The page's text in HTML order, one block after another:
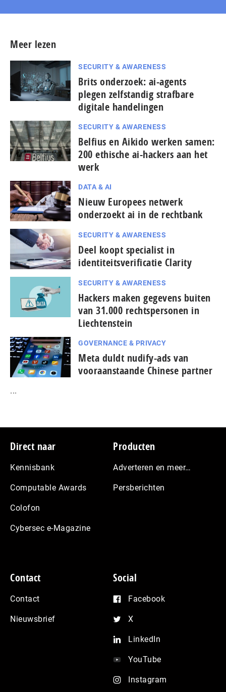
Meer lezen
SECURITY & AWARENESS
Brits onderzoek: ai-agents
plegen zelfstandig strafbare
digitale handelingen
SECURITY & AWARENESS
Belfius en Aikido werken samen:
200 ethische ai-hackers aan het
werk
DATA & AI
Nieuw Europees netwerk
onderzoekt ai in de rechtbank
SECURITY & AWARENESS
Deel koopt specialist in
identiteitsverificatie Clarity
SECURITY & AWARENESS
Hackers maken gegevens buiten
van 31.000 rechtspersonen in
Liechtenstein
GOVERNANCE & PRIVACY
Meta duldt nudify-ads van
vooraanstaande Chinese partner
...
Footer
Direct naar
Kennisbank
Computable Awards
Colofon
Cybersec e-Magazine
Producten
Adverteren en meer…
Persberichten
Contact
Contact
Nieuwsbrief
Social
Facebook
X
LinkedIn
YouTube
Instagram